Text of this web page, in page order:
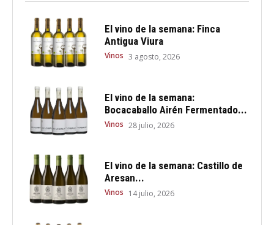
El vino de la semana: Finca
Antigua Viura
Vinos 3 agosto, 2026
El vino de la semana:
Bocacaballo Airén Fermentado...
Vinos 28 julio, 2026
El vino de la semana: Castillo de
Aresan...
Vinos 14 julio, 2026